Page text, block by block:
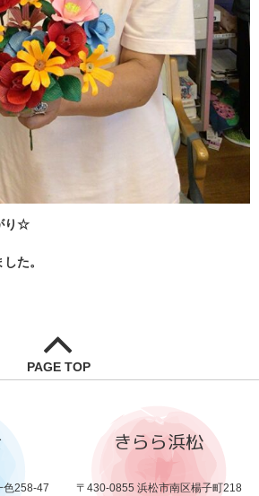
り☆
た。
PAGE TOP
色258-47
きらら浜松
〒430-0855 浜松市南区楊子町218